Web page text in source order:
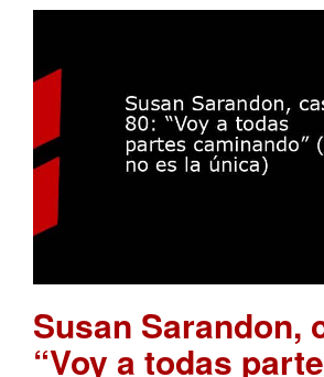
Susan Sarandon,
“Voy a todas